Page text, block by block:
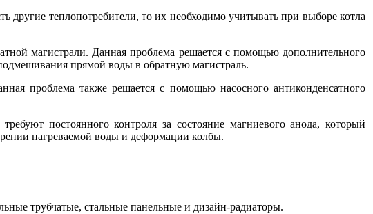
теплопотребители, то их необходимо учитывать при выборе котла
магистрали. Данная проблема решается с помощью дополнительного
прямой воды в обратную магистраль.
проблема также решается с помощью насосного антиконденсатного
постоянного контроля за состояние магниевого анода, который
нагреваемой воды и деформации колбы.
трубчатые, стальные панельные и дизайн-радиаторы.